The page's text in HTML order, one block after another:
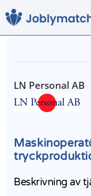
LN Personal AB
Beskrivning av